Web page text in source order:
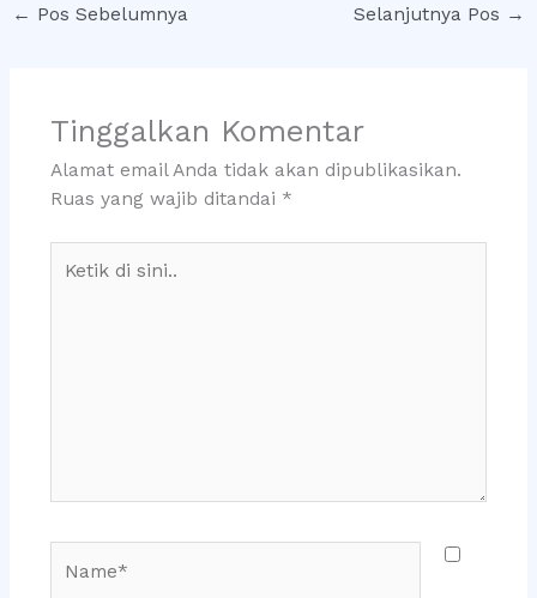
← Pos Sebelumnya Selanjutnya Pos →
Tinggalkan Komentar
Alamat email Anda tidak akan dipublikasikan.
Ruas yang wajib ditandai *